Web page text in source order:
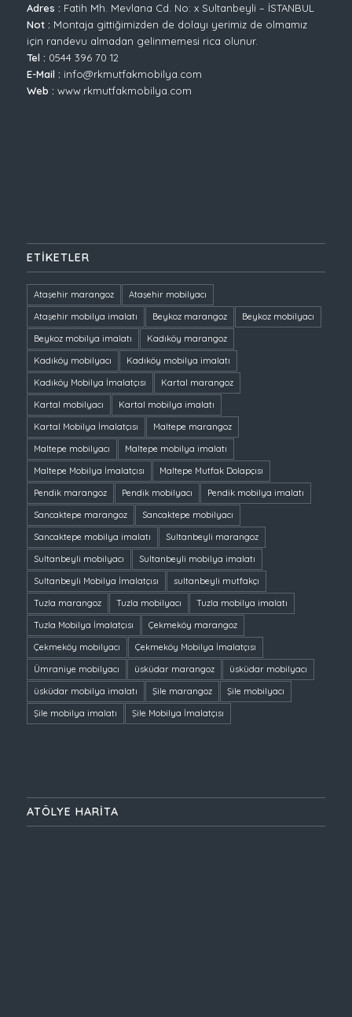
Adres : Fatih Mh. Mevlana Cd. No: x Sultanbeyli – İSTANBUL
Not : Montaja gittiğimizden de dolayı yerimiz de olmamız
için randevu almadan gelinmemesi rica olunur.
Tel : 0544 396 70 12
E-Mail : info@rkmutfakmobilya.com
Web : www.rkmutfakmobilya.com
ETIKETLER
Ataşehir marangoz
Ataşehir mobilyacı
Ataşehir mobilya imalatı
Beykoz marangoz
Beykoz mobilyacı
Beykoz mobilya imalatı
Kadıköy marangoz
Kadıköy mobilyacı
Kadıköy mobilya imalatı
Kadıköy Mobilya İmalatçısı
Kartal marangoz
Kartal mobilyacı
Kartal mobilya imalatı
Kartal Mobilya İmalatçısı
Maltepe marangoz
Maltepe mobilyacı
Maltepe mobilya imalatı
Maltepe Mobilya İmalatçısı
Maltepe Mutfak Dolapçısı
Pendik marangoz
Pendik mobilyacı
Pendik mobilya imalatı
Sancaktepe marangoz
Sancaktepe mobilyacı
Sancaktepe mobilya imalatı
Sultanbeyli marangoz
Sultanbeyli mobilyacı
Sultanbeyli mobilya imalatı
Sultanbeyli Mobilya İmalatçısı
sultanbeyli mutfakçı
Tuzla marangoz
Tuzla mobilyacı
Tuzla mobilya imalatı
Tuzla Mobilya İmalatçısı
Çekmeköy marangoz
Çekmeköy mobilyacı
Çekmeköy Mobilya İmalatçısı
Ümraniye mobilyacı
üsküdar marangoz
üsküdar mobilyacı
üsküdar mobilya imalatı
Şile marangoz
Şile mobilyacı
Şile mobilya imalatı
Şile Mobilya İmalatçısı
ATÖLYE HARİTA